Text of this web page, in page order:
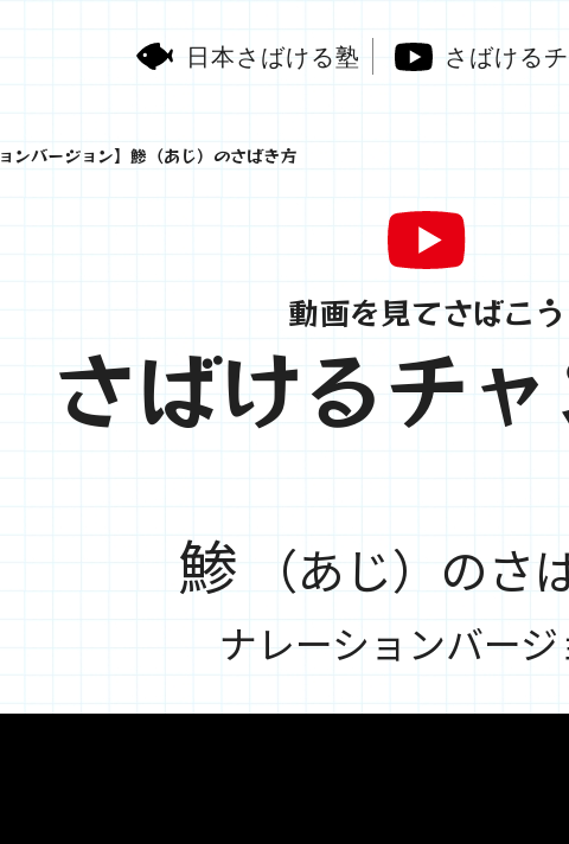
日本さばける塾 さばける
ョンバージョン】鯵（あじ）のさばき方
動画を見てさばこう
さばけるチ
鯵 （あじ）のさ
ナレーションバージ